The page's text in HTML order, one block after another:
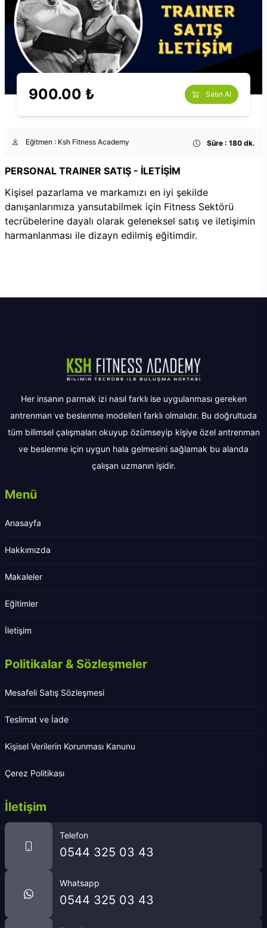
900.00 ₺ Satın Al
Eğitmen : Ksh Fitness Academy Süre : 180 dk.
PERSONAL TRAINER SATIŞ - İLETİŞİM
Kişisel pazarlama ve markamızı en iyi şekilde
danışanlarımıza yansutabilmek için Fitness Sektörü
tecrübelerine dayalı olarak geleneksel satış ve iletişimin
harmanlanması ile dizayn edilmiş eğitimdir.
Her insanın parmak izi nasıl farklı ise uygulanması gereken
antrenman ve beslenme modelleri farklı olmalıdır. Bu doğrultuda
tüm bilimsel çalışmaları okuyup özümseyip kişiye özel antrenman
ve beslenme için uygun hala gelmesini sağlamak bu alanda
çalışan uzmanın işidir.
Menü
Anasayfa
Hakkımızda
Makaleler
Eğitimler
İletişim
Politikalar & Sözleşmeler
Mesafeli Satış Sözleşmesi
Teslimat ve İade
Kişisel Verilerin Korunması Kanunu
Çerez Politikası
İletişim
Telefon
0544 325 03 43
Whatsapp
0544 325 03 43